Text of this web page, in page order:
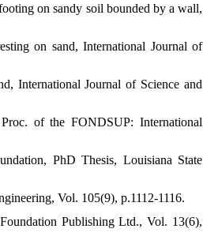
on sandy soil bounded by a wall,
on sand, International Journal of
International Journal of Science and
of the FONDSUP: International
PhD Thesis, Louisiana State
Vol. 105(9), p.1112-1116.
Publishing Ltd., Vol. 13(6),